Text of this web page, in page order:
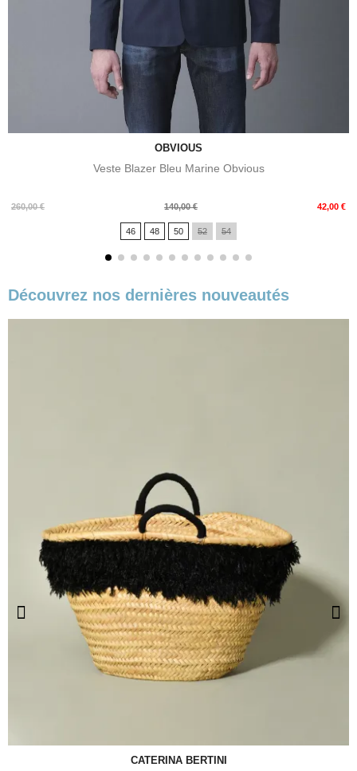
OBVIOUS
Veste Blazer Bleu Marine Obvious
260,00 €
Prix
140,00 € 42,00 €
Prix
46 48 50 52 54
Découvrez nos dernières nouveautés
CATERINA BERTINI